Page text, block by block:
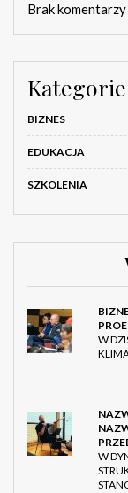
Brak
Kategorie
BIZNES
EDUKACJA
SZKOLENIA
W
W